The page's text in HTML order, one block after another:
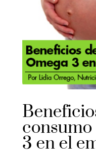
3 en el